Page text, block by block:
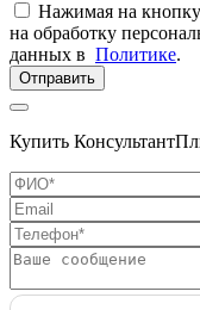
Нажимая на
на обработку
данных в Политике.
Отправить
Купить